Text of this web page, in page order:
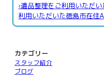
‹遺品整理をご利用いただ
利用いただいた徳島市在住
カテゴリー
スタッフ紹介
ブログ